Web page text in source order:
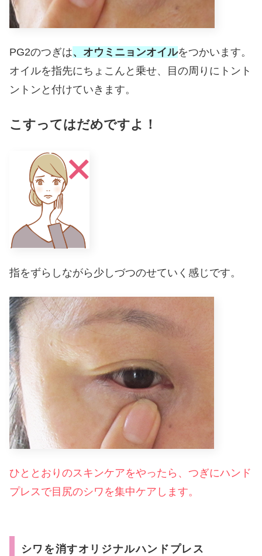
PG2のつぎは、オウミニョンオイルをつかいます。
オイルを指先にちょこんと乗せ、目の周りにトント
ントンと付けていきます。
こすってはだめですよ！
指をずらしながら少しづつのせていく感じです。
ひととおりのスキンケアをやったら、つぎにハンド
プレスで目尻のシワを集中ケアします。
シワを消すオリジナルハンドプレス